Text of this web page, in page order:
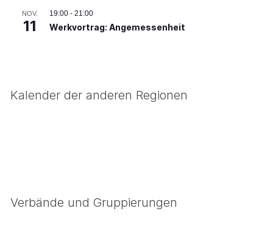
NOV.
11
19:00- 21:00
Werkvortrag: Angemessenheit
Kalender der anderen Regionen
Verbände und Gruppierungen